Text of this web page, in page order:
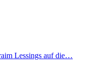
Lessings auf die…